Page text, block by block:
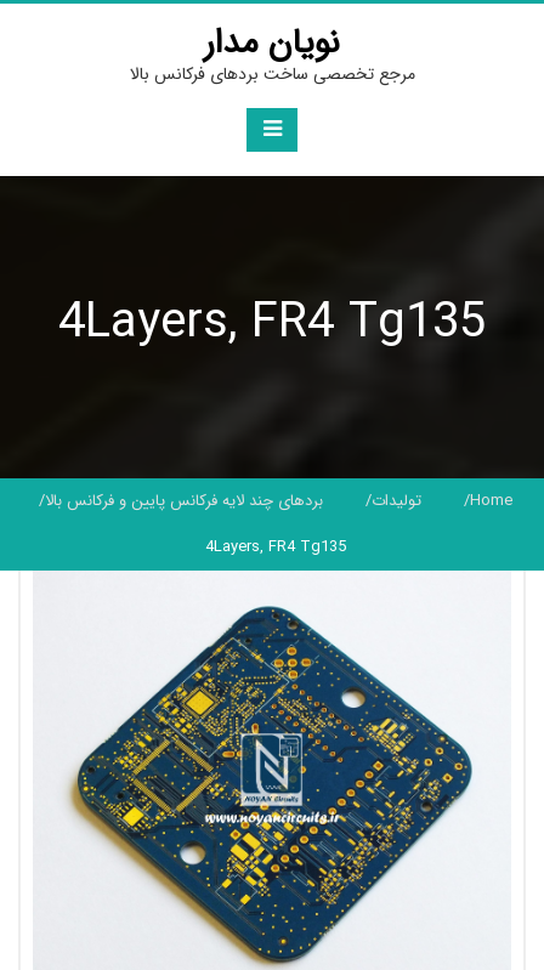
Skip
نویان مدار
مرجع تخصصی ساخت بردهای فرکانس بالا
4Layers, FR4 Tg135
Home تولیدات
بردهای چند لایه فرکانس پایین و فرکانس بالا
4Layers, FR4 Tg135